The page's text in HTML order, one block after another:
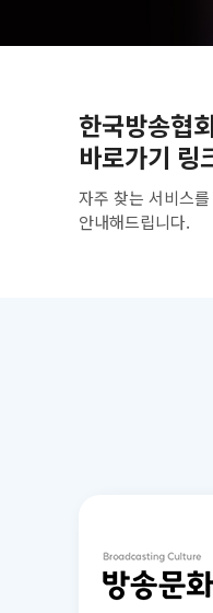
한국방송협회
바로가기 링
자주 찾는 서비스를
안내해드립니다.